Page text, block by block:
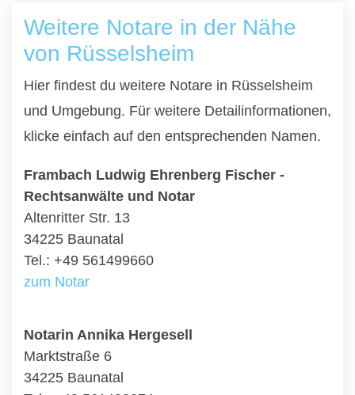
Weitere Notare in der Nähe
von Rüsselsheim
Hier findest du weitere Notare in Rüsselsheim
und Umgebung. Für weitere Detailinformationen,
klicke einfach auf den entsprechenden Namen.
Frambach Ludwig Ehrenberg Fischer -
Rechtsanwälte und Notar
Altenritter Str. 13
34225 Baunatal
Tel.: +49 561499660
zum Notar
Notarin Annika Hergesell
Marktstraße 6
34225 Baunatal